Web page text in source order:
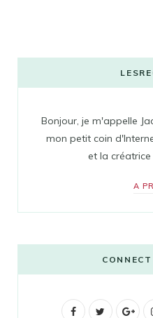
Bonjour, je m'appelle
mon petit coin
et la créatrice
A
F
G